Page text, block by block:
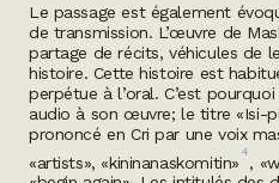
Le passage est également
de transmission. L’œuvre de
partage de récits, véhicules de
histoire. Cette histoire est
perpétue à l’oral. C’est
audio à son œuvre; le titre «Isi-
prononcé en Cri par une voix
«artists», «kininanaskomitin»
4
,